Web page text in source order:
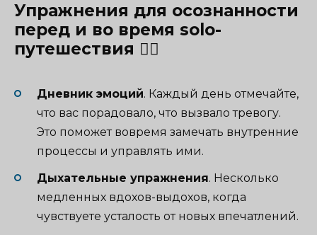
Упражнения для осознанности
перед и во время solo-
путешествия 🧘‍♀️
Дневник эмоций. Каждый день отмечайте,
что вас порадовало, что вызвало тревогу.
Это поможет вовремя замечать внутренние
процессы и управлять ими.
Дыхательные упражнения. Несколько
медленных вдохов-выдохов, когда
чувствуете усталость от новых впечатлений.